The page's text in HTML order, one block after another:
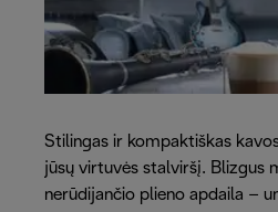
Stilingas ir kompaktiškas
jūsų virtuvės stalviršį. Blizgus
nerūdijančio plieno apdaila –